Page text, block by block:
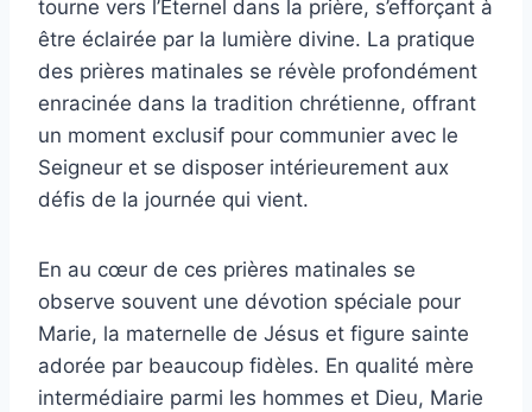
tourne vers l’Éternel dans la prière, s’efforçant à
être éclairée par la lumière divine. La pratique
des prières matinales se révèle profondément
enracinée dans la tradition chrétienne, offrant
un moment exclusif pour communier avec le
Seigneur et se disposer intérieurement aux
défis de la journée qui vient.
En au cœur de ces prières matinales se
observe souvent une dévotion spéciale pour
Marie, la maternelle de Jésus et figure sainte
adorée par beaucoup fidèles. En qualité mère
intermédiaire parmi les hommes et Dieu, Marie